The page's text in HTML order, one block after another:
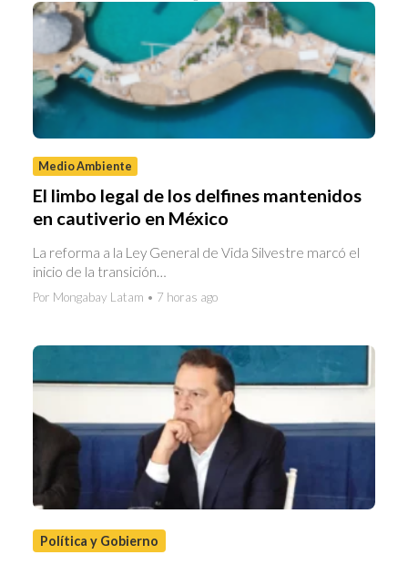
Medio Ambiente
El limbo legal de los delfines mantenidos
en cautiverio en México
La reforma a la Ley General de Vida Silvestre marcó el
inicio de la transición…
Por Mongabay Latam • 7 horas ago
Política y Gobierno